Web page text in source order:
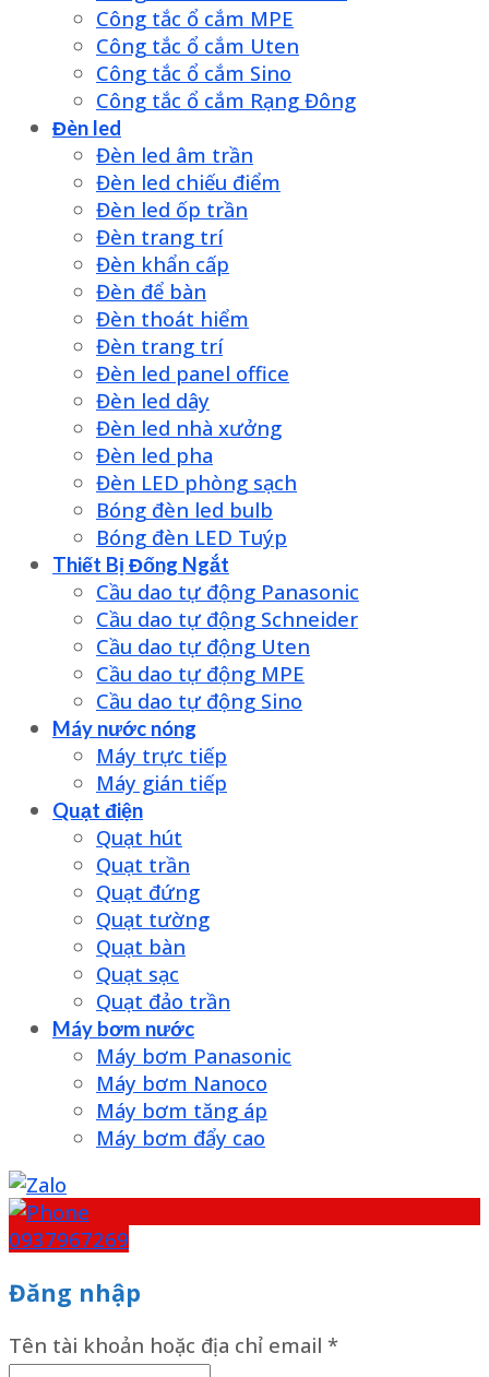
Công tắc ổ cắm MPE
Công tắc ổ cắm Uten
Công tắc ổ cắm Sino
Công tắc ổ cắm Rạng Đông
Đèn led
Đèn led âm trần
Đèn led chiếu điểm
Đèn led ốp trần
Đèn trang trí
Đèn khẩn cấp
Đèn để bàn
Đèn thoát hiểm
Đèn trang trí
Đèn led panel office
Đèn led dây
Đèn led nhà xưởng
Đèn led pha
Đèn LED phòng sạch
Bóng đèn led bulb
Bóng đèn LED Tuýp
Thiết Bị Đống Ngắt
Cầu dao tự động Panasonic
Cầu dao tự động Schneider
Cầu dao tự động Uten
Cầu dao tự động MPE
Cầu dao tự động Sino
Máy nước nóng
Máy trực tiếp
Máy gián tiếp
Quạt điện
Quạt hút
Quạt trần
Quạt đứng
Quạt tường
Quạt bàn
Quạt sạc
Quạt đảo trần
Máy bơm nước
Máy bơm Panasonic
Máy bơm Nanoco
Máy bơm tăng áp
Máy bơm đẩy cao
0937967269
Đăng nhập
Tên tài khoản hoặc địa chỉ email *